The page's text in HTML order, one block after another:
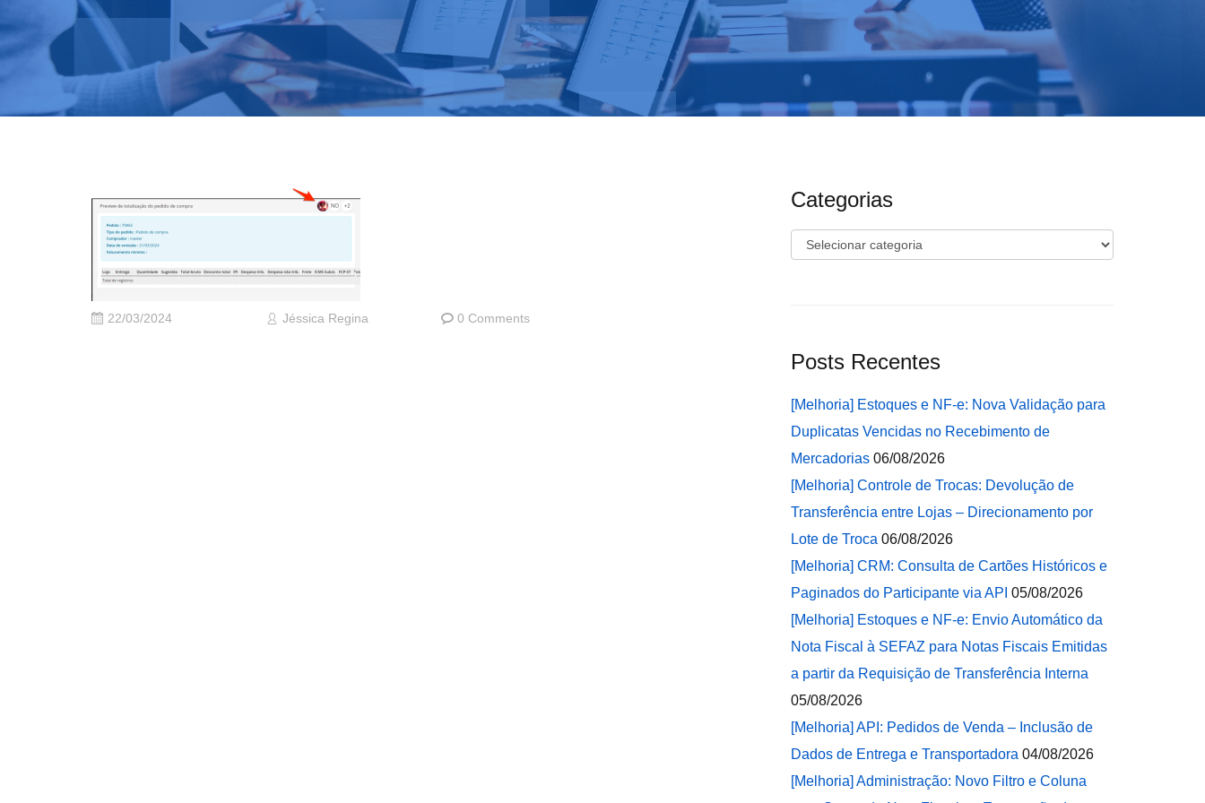
22/03/2024 Jéssica Regina 0 Comments
Categorias
Categorias
Posts Recentes
[Melhoria] Estoques e NF-e: Nova Validação para
Duplicatas Vencidas no Recebimento de
Mercadorias 06/08/2026
[Melhoria] Controle de Trocas: Devolução de
Transferência entre Lojas – Direcionamento por
Lote de Troca 06/08/2026
[Melhoria] CRM: Consulta de Cartões Históricos e
Paginados do Participante via API 05/08/2026
[Melhoria] Estoques e NF-e: Envio Automático da
Nota Fiscal à SEFAZ para Notas Fiscais Emitidas
a partir da Requisição de Transferência Interna
05/08/2026
[Melhoria] API: Pedidos de Venda – Inclusão de
Dados de Entrega e Transportadora 04/08/2026
[Melhoria] Administração: Novo Filtro e Coluna